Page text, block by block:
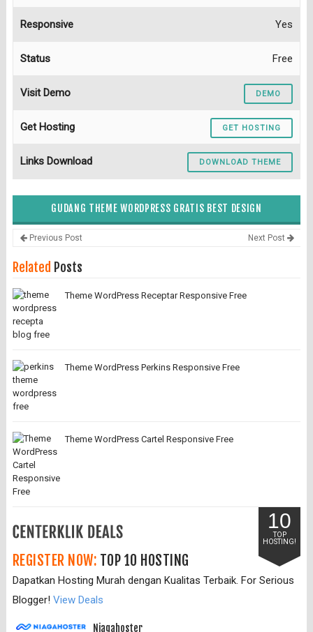
Responsive Yes
Status Free
Visit Demo DEMO
Get Hosting GET HOSTING
Links Download DOWNLOAD THEME
GUDANG THEME WORDPRESS GRATIS BEST DESIGN
Previous Post Next Post
Related Posts
Theme WordPress Receptar Responsive Free
Theme WordPress Perkins Responsive Free
Theme WordPress Cartel Responsive Free
10
TOP
HOSTING!
REGISTER NOW: TOP 10 HOSTING
Dapatkan Hosting Murah dengan Kualitas Terbaik. For Serious
Blogger! View Deals
Niagahoster